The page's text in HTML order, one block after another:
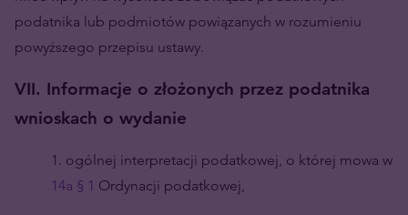
podatnika lub podmiotów powiązanych w rozumieniu
powyższego przepisu ustawy.
VII. Informacje o złożonych przez podatnika
wnioskach o wydanie
1. ogólnej interpretacji podatkowej, o której mowa w
14a § 1 Ordynacji podatkowej,